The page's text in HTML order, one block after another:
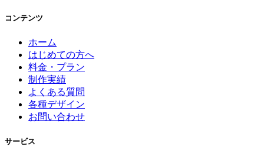
コンテンツ
ホーム
はじめての方へ
料金・プラン
制作実績
よくある質問
各種デザイン
お問い合わせ
サービス